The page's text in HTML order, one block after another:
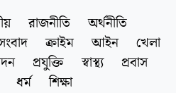
রাজনীতি
অর্থনীতি
ক্রাইম আইন
খেলা
প্রযুক্তি স্বাস্থ্য
প্রবাস
ধর্ম শিক্ষা